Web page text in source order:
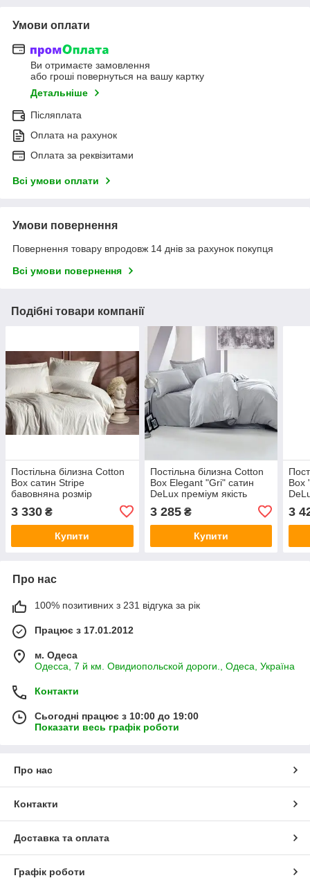
Умови оплати
Ви отримаєте замовлення
або гроші повернуться на вашу картку
Детальніше
Післяплата
Оплата на рахунок
Оплата за реквізитами
Всі умови оплати
Умови повернення
Повернення товару впродовж 14 днів за рахунок покупця
Всі умови повернення
Подібні товари компанії
Постільна білизна Cotton
Box сатин Stripe
бавовняна розмір
3 330 ₴
Купити
Постільна білизна Cotton
Box Elegant "Gri" сатин
DeLux преміум якість
євроТуреччина
3 285₴
Купити
Box
3
Про нас
100% позитивних з 231 відгука за рік
Працює з 17.01.2012
м. Одеса
Одесса, 7 й км. Овидиопольской дороги., Одеса, Україна
Контакти
Сьогодні працює з 10:00 до 19:00
Показати весь графік роботи
Про нас
Контакти
Доставка та оплата
Графік роботи